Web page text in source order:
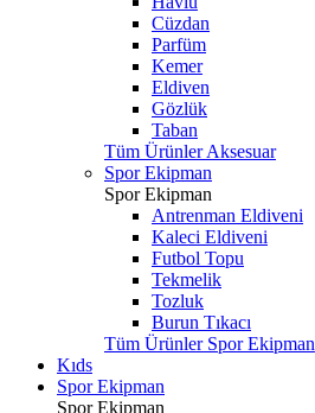
Cüzdan
Parfüm
Kemer
Eldiven
Gözlük
Taban
Tüm Ürünler Aksesuar
Spor Ekipman
Spor Ekipman
Antrenman Eldiveni
Kaleci Eldiveni
Futbol Topu
Tekmelik
Tozluk
Burun Tıkacı
Tüm Ürünler Spor Ekipman
Kıds
Spor Ekipman
Spor Ekipman